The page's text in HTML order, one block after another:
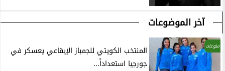
آخر الموضوعات
منوعات
المنتخب الكويتي للجمباز الإيقاعي يعسكر في
جورجيا استعداداً...